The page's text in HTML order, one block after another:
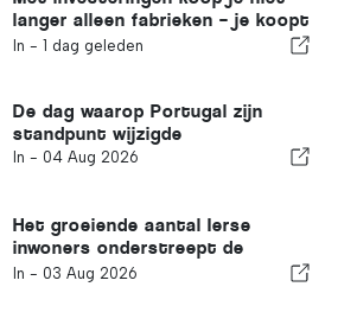
langer alleen fabrieken – je koopt
kennis
In - 1 dag geleden
De dag waarop Portugal zijn
standpunt wijzigde
In - 04 Aug 2026
Het groeiende aantal Ierse
inwoners onderstreept de
transformatie van de Algarve
In - 03 Aug 2026